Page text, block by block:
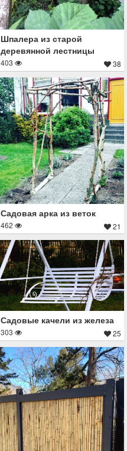
Шпалера из старой
деревянной лестницы
403 38
Садовая арка из веток
462 21
Садовые качели из железа
303 25